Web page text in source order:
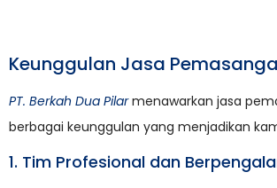
Keunggulan Jasa
PT. Berkah Dua Pilarmenawarkan jasa
berbagai keunggulan yang menjadikan
1. Tim Profesional dan